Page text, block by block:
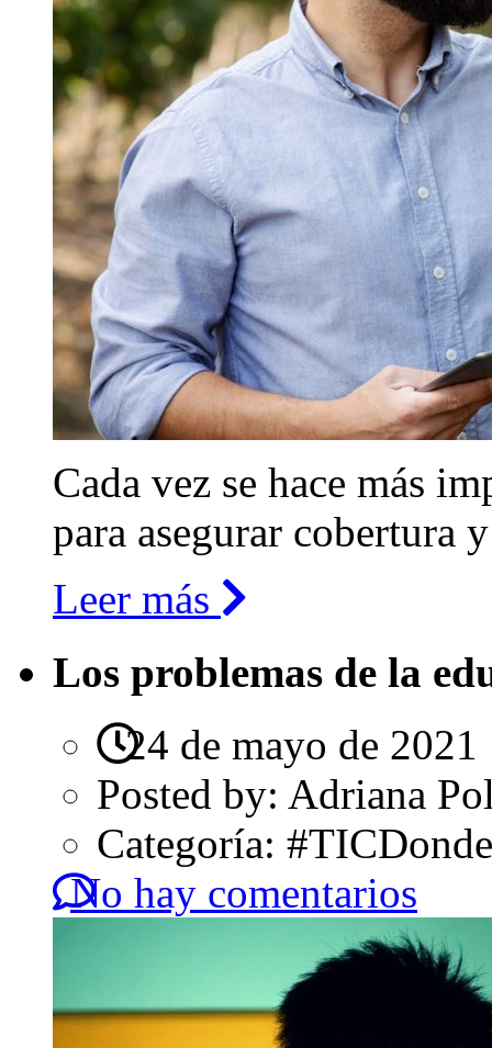
Cada vez se hace más
para asegurar cobertura
Leer más
Los problemas de la
24 de mayo de 2021
Posted by: Adriana
Categoría:
No hay comentarios